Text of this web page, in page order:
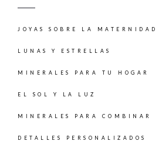
JOYAS SOBRE LA MATERNIDAD
LUNAS Y ESTRELLAS
MINERALES PARA TU HOGAR
EL SOL Y LA LUZ
MINERALES PARA COMBINAR
DETALLES PERSONALIZADOS